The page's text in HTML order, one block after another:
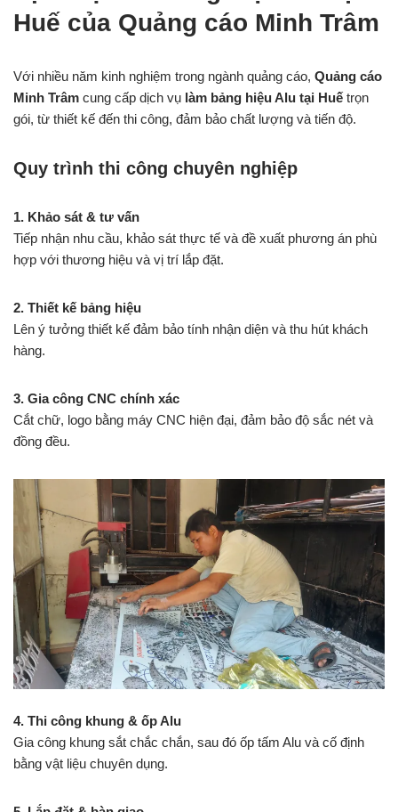
Huế của Quảng cáo Minh Trâm
Với nhiều năm kinh nghiệm trong ngành quảng cáo, Quảng cáo
Minh Trâm cung cấp dịch vụ làm bảng hiệu Alu tại Huế trọn
gói, từ thiết kế đến thi công, đảm bảo chất lượng và tiến độ.
Quy trình thi công chuyên nghiệp
1. Khảo sát & tư vấn
Tiếp nhận nhu cầu, khảo sát thực tế và đề xuất phương án phù
hợp với thương hiệu và vị trí lắp đặt.
2. Thiết kế bảng hiệu
Lên ý tưởng thiết kế đảm bảo tính nhận diện và thu hút khách
hàng.
3. Gia công CNC chính xác
Cắt chữ, logo bằng máy CNC hiện đại, đảm bảo độ sắc nét và
đồng đều.
4. Thi công khung & ốp Alu
Gia công khung sắt chắc chắn, sau đó ốp tấm Alu và cố định
bằng vật liệu chuyên dụng.